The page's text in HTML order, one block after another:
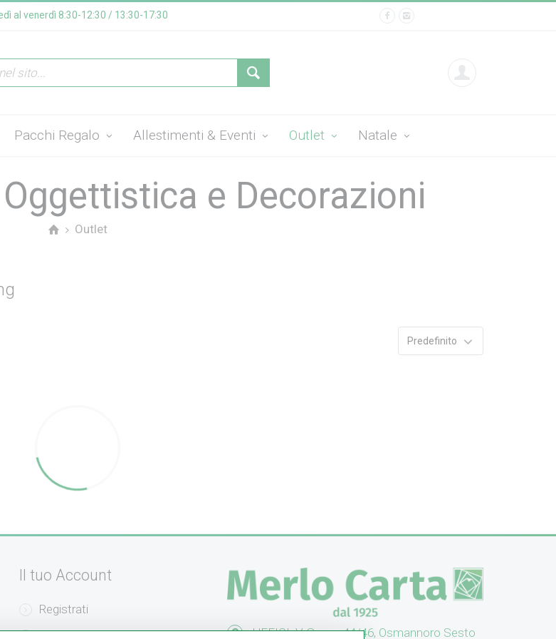
al venerdì 8:30-12:30 / 13:30-17:30
Pacchi Regalo Allestimenti & Eventi Outlet Natale
e Decorazioni
Outlet
Predefinito
Il tuo Account
Registrati
Recupera la Password
UFFICI: V. Senna 44/46, Osmannoro Sesto